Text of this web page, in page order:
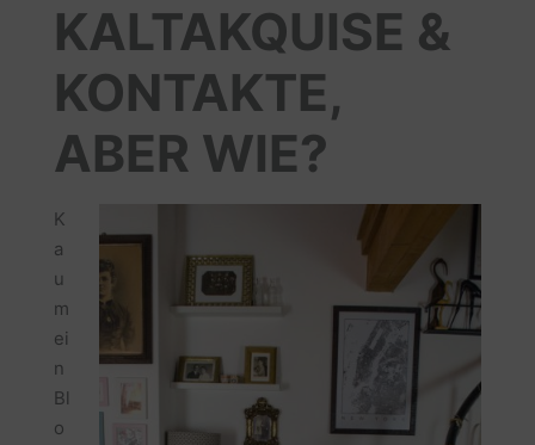
KALTAKQUISE &
KONTAKTE,
ABER WIE?
K
a
u
m
ei
n
Bl
o